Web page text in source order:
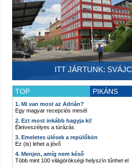
ITT JÁRTUNK: SVÁJC
TOP PIKÁNS
1. Mi van most az Adrián?
Egy magyar recepciós mesél
2. Ezt most inkább hagyja ki!
Életveszélyes a túrázás
3. Emeletes ülések a repülőkön
Ez (is) lehet a jövő
4. Menjen, amíg nem késő
Több mint 100 világörökségi helyszín tűnhet el